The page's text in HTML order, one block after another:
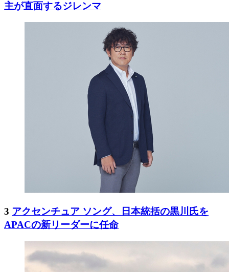
主が直面するジレンマ
3 アクセンチュア ソング、日本統括の黒川氏を
APACの新リーダーに任命